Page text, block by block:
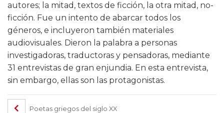
autores; la mitad, textos de ficción, la otra mitad, no-
ficción. Fue un intento de abarcar todos los
géneros, e incluyeron también materiales
audiovisuales. Dieron la palabra a personas
investigadoras, traductoras y pensadoras, mediante
31 entrevistas de gran enjundia. En esta entrevista,
sin embargo, ellas son las protagonistas.
Poetas griegos del siglo XX